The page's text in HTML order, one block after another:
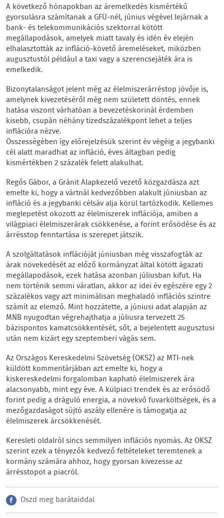
A következő hónapokban az áremelkedés kismértékű
gyorsulásra számítanak a GFÜ-nél, június végével lejárnak a
bank- és telekommunikációs szektorral kötött
megállapodások, amelyek miatt tavaly és idén év elején
elhalasztották az infláció-követő áremeléseket, miközben
augusztustól például a taxi vagy a szerencsejáték ára is
emelkedik.
Bizonytalanságot jelent még az élelmiszerárréstop jövője is,
amelynek kivezetéséről még nem született döntés, ennek
hatása viszont várhatóan a bevezetéskorinál érdemben
kisebb, csupán néhány tizedszázalékpont lehet a teljes
inflációra nézve.
Összességében így előrejelzésük szerint év végéig a jegybanki
cél alatt maradhat az infláció, éves áltagban pedig
kismértékben 2 százalék felett alakulhat.
Regős Gábor, a Gránit Alapkezelő vezető közgazdásza azt
emelte ki, hogy a vártnál kedvezőbben alakult júniusban az
infláció és a jegybanki célsáv alja körül tartózkodik. Kellemes
meglepetést okozott az élelmiszerek inflációja, amiben a
világpiaci élelmiszerárak csökkenése, a forint erősödése és az
árrésstop fenntartása is szerepet játszik.
A szolgáltatások inflációját júniusban még visszafogták az
árak növekedését az előző kormányzat által kötött ágazati
megállapodások, ezek hatása azonban júliusban kifut. Ha
nem történik semmi váratlan, akkor az idei év egészére egy 2
százalékos vagy azt minimálisan meghaladó inflációs szintre
számít az elemző. Mint hozzátette, a júniusi adat alapján az
MNB nyugodtan végrehajthatja a júliusra tervezett 25
bázispontos kamatcsökkentését, sőt, a bejelentett augusztusi
után nem kizárt egy szeptemberi vágás sem.
Az Országos Kereskedelmi Szövetség (OKSZ) az MTI-nek
küldött kommentárjában azt emelte ki, hogy a
kiskereskedelmi forgalomban kapható élelmiszerek ára
alacsonyabb, mint egy éve. A külpiaci trendek és az erősödő
forint pedig a dráguló energia, a növekvő fuvarköltségek, és a
mezőgazdaságot sújtó aszály ellenére is támogatja az
élelmiszerek árcsökkenését.
Keresleti oldalról sincs semmilyen inflációs nyomás. Az OKSZ
szerint ezek a tényezők kedvező feltételeket teremtenek a
kormány számára ahhoz, hogy gyorsan kivezesse az
árrésstopot a piacról.
Oszd meg barátaiddal